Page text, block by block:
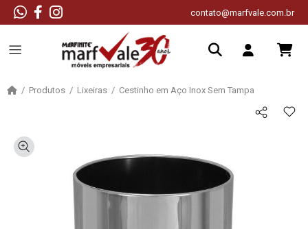
contato@marfvale.com.br
Produtos Lixeiras Cestinho em Aço Inox Sem Tampa